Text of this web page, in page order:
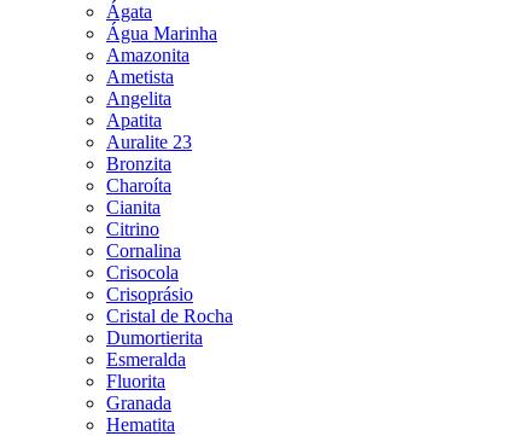
Ágata
Água Marinha
Amazonita
Ametista
Angelita
Apatita
Auralite 23
Bronzita
Charoíta
Cianita
Citrino
Cornalina
Crisocola
Crisoprásio
Cristal de Rocha
Dumortierita
Esmeralda
Fluorita
Granada
Hematita